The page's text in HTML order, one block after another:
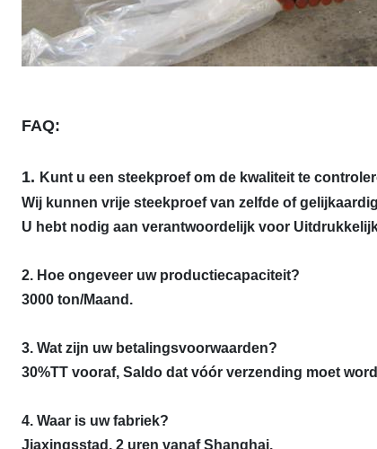
FAQ:
1. Kunt u een steekproef om de kwaliteit te
Wij kunnen vrije steekproef van zelfde of
U hebt nodig aan verantwoordelijk voor
2. Hoe ongeveer uw productiecapaciteit?
3000 ton/Maand.
3. Wat zijn uw betalingsvoorwaarden?
30%TT vooraf, Saldo dat vóór verzending moet
4. Waar is uw fabriek?
Jiaxingsstad, 2 uren vanaf Shanghai.